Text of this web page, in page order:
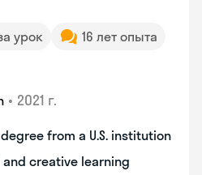
урок
16 лет опыта
• 2021 г.
from a U.S. institution
and creative learning